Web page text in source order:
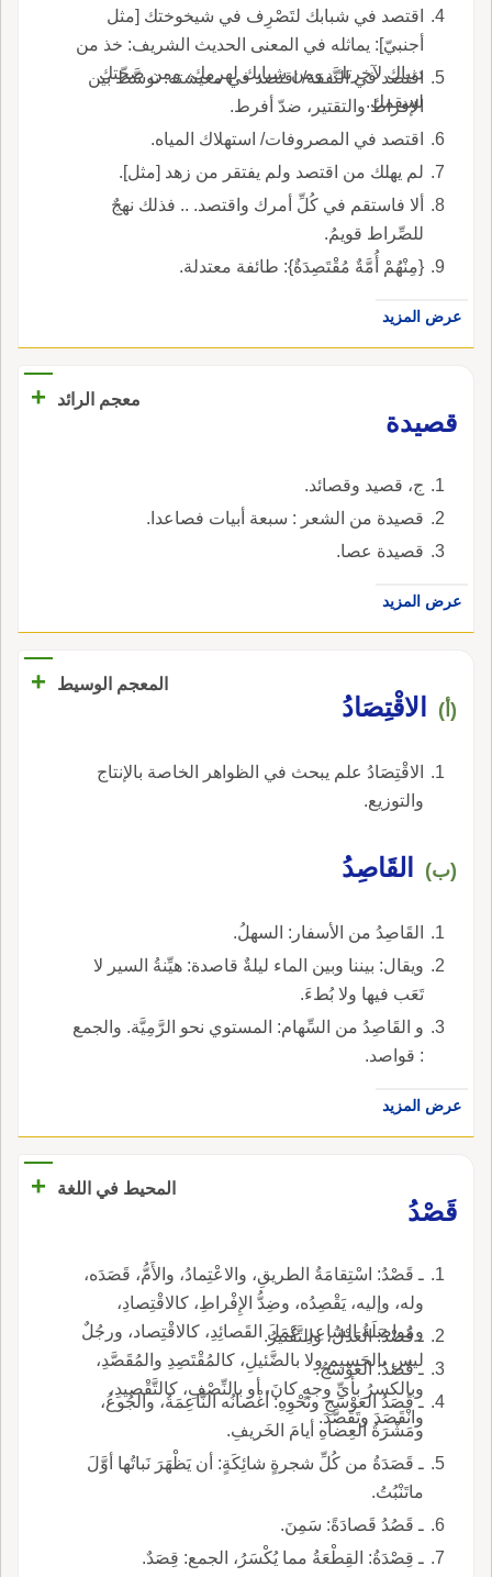
اقتصد في شبابك لتَصْرِف في شيخوختك [مثل
أجنبيّ]: يماثله في المعنى الحديث الشريف: خذ من
دنياك لآخرتك، ومن شبابك لهرمك، ومن صحّتك
لسقمك.
اقتصد في النَّفقة/ اقتصد في معيشته: توسَّط بين
الإفراط والتقتير، ضدّ أفرط.
اقتصد في المصروفات/ استهلاك المياه.
لم يهلك من اقتصد ولم يفتقر من زهد [مثل].
ألا فاستقم في كُلِّ أمرك واقتصد. .. فذلك نهجٌ
للصِّراط قويمُ.
{مِنْهُمْ أُمَّةٌ مُقْتَصِدَةٌ}: طائفة معتدلة.
عرض المزيد
معجم الرائد
+
قصيدة
ج، قصيد وقصائد.
قصيدة من الشعر : سبعة أبيات فصاعدا.
قصيدة عصا.
عرض المزيد
المعجم الوسيط +
(أ) الاقْتِصَادُ
الاقْتِصَادُ علم يبحث في الظواهر الخاصة بالإنتاج
والتوزيع.
(ب) القَاصِدُ
القَاصِدُ من الأسفار: السهلُ.
ويقال: بيننا وبين الماء ليلةٌ قاصدة: هيِّنةُ السير لا
تَعَب فيها ولا بُطءَ.
و القَاصِدُ من السِّهام: المستوي نحو الرَّمِيَّة. والجمع
: قواصد.
عرض المزيد
المحيط في اللغة
+
قَصْدُ
ـ قَصْدُ: اسْتِقامَةُ الطريقِ، والاعْتِمادُ، والأَمُّ، قَصَدَه،
وله، وإليه، يَقْصِدُه، وضِدُّ الإِفْراطِ، كالاقْتِصادِ،
ومُواصَلَةُ الشاعِرِ عَمَلَ القَصائِدِ، كالاقْتِصاد، ورجُلٌ
ليس بالجَسيمِ ولا بالضَّئيلِ، كالمُقْتَصِدِ والمُقَصَّدِ،
وبالكسرُ بأيِّ وجهٍ كانَ، أو بالنِّصْفِ، كالتَّقْصيدِ،
وانْقَصَدَ وتَقَصَّدَ.
ـ قَصْدُ: العَدْلُ، والتَّقْتيرُ.
ـ قَصَدُ: العَوْسَجُ.
ـ قَصَدُ العَوْسَجِ ونَحْوِهِ: أغْصانُه النَّاعِمَةُ، والجُوعُ،
ومَشْرَةُ العِضاهِ أيامَ الخَريفِ.
ـ قَصَدَةُ من كُلِّ شجرةٍ شائِكَةٍ: أن يَظْهَرَ نَباتُها أوَّلَ
ماتَنْبُتُ.
ـ قَصُدُ قَصادَةً: سَمِنَ.
ـ قِصْدَةُ: القِطْعَةُ مما يُكْسَرُ، الجمع: قِصَدٌ.